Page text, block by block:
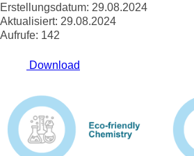
Erstellungsdatum: 29.08.2024
Aktualisiert: 29.08.2024
Aufrufe: 142
Download